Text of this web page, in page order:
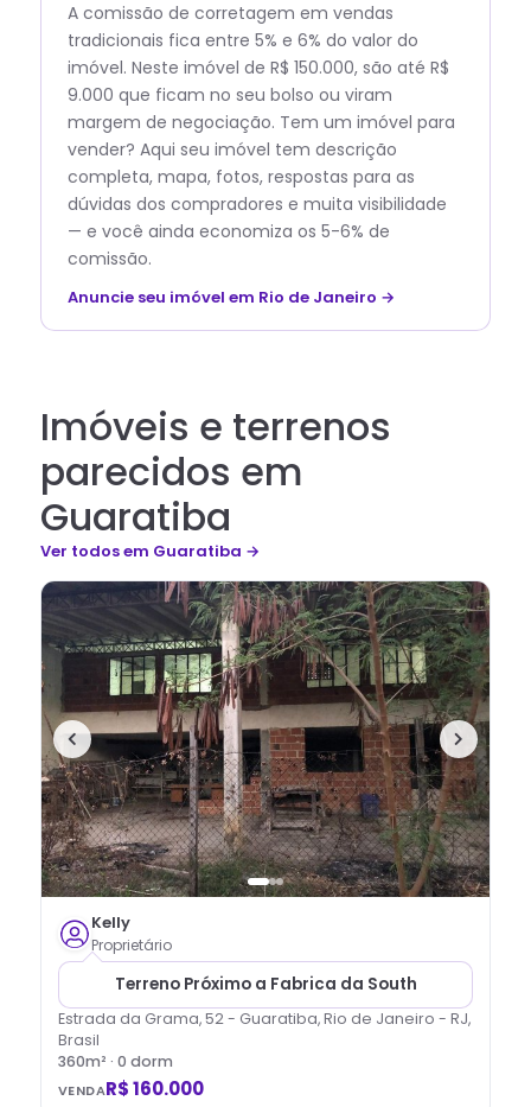
A comissão de corretagem em vendas
tradicionais fica entre 5% e 6% do valor do
imóvel. Neste imóvel de R$ 150.000, são até R$
9.000 que ficam no seu bolso ou viram
margem de negociação. Tem um imóvel para
vender? Aqui seu imóvel tem descrição
completa, mapa, fotos, respostas para as
dúvidas dos compradores e muita visibilidade
— e você ainda economiza os 5-6% de
comissão.
Anuncie seu imóvel em Rio de Janeiro →
Imóveis e terrenos
parecidos em
Guaratiba
Ver todosem Guaratiba →
Kelly
Proprietário
Terreno Próximo a Fabrica da South
Estrada da Grama, 52 - Guaratiba, Rio de Janeiro - RJ,
Brasil
360m² · 0 dorm
VENDAR$ 160.000